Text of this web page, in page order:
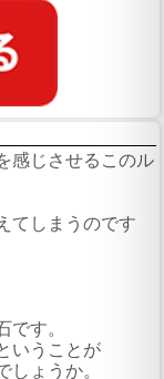
感じさせるこのル
てしまうのです
です。
いうことが
しょうか。